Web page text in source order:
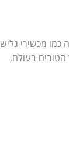
כמו מכשירי
הטובים בעולם,